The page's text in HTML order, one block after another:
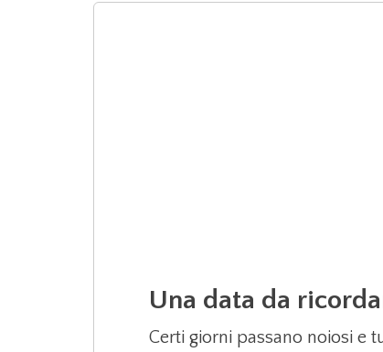
Una data da
Certi giorni passano noiosi e